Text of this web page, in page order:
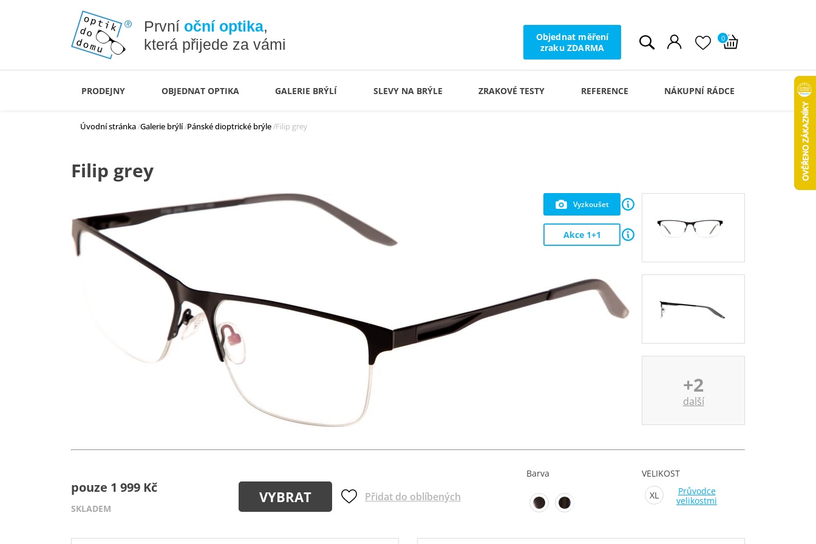
0
Objednat měření
zraku ZDARMA
První oční optika,
která přijede za vámi
PRODEJNY OBJEDNAT OPTIKA GALERIE BRÝLÍ SLEVY NA BRÝLE ZRAKOVÉ TESTY REFERENCE NÁKUPNÍ RÁDCE
Úvodní stránka Galerie brýlí Pánské dioptrické brýle Filip grey
Filip grey
Vyzkoušet
Akce 1+1
+2
další
Barva
VYBRAT Přidat do oblíbených
pouze 1 999 Kč
SKLADEM
VELIKOST
XL
Průvodce
velikostmi